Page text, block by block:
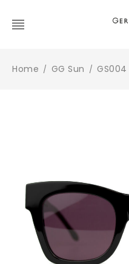
Home / GG Sun / GS004